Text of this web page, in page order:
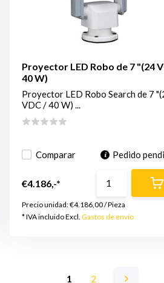
Proyector LED Robo de 7 "(24
40 W)
Proyector LED Robo Search de 7
VDC / 40 W) ...
Comparar Pedido
€4.186,-*
Precio unidad:€4.186,00/Pieza
* IVA incluido Excl. Gastos de envío
1 2